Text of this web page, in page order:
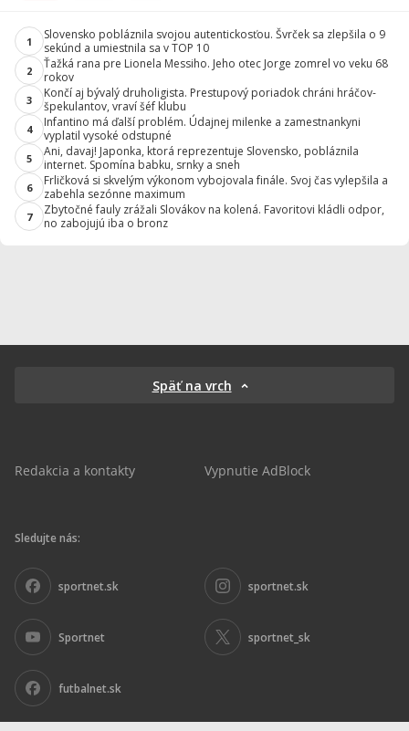
1
Slovensko pobláznila svojou autentickosťou. Švrček sa zlepšila o 9
sekúnd a umiestnila sa v TOP 10
2
Ťažká rana pre Lionela Messiho. Jeho otec Jorge zomrel vo veku 68
rokov
3
Končí aj bývalý druholigista. Prestupový poriadok chráni hráčov-
špekulantov, vraví šéf klubu
4
Infantino má ďalší problém. Údajnej milenke a zamestnankyni
vyplatil vysoké odstupné
5
Ani, davaj! Japonka, ktorá reprezentuje Slovensko, pobláznila
internet. Spomína babku, srnky a sneh
6
Frličková si skvelým výkonom vybojovala finále. Svoj čas vylepšila a
zabehla sezónne maximum
7
Zbytočné fauly zrážali Slovákov na kolená. Favoritovi kládli odpor,
no zabojujú iba o bronz
Späť na vrch
Redakcia a kontakty Vypnutie AdBlock
Sledujte nás:
sportnet.sk sportnet.sk
Sportnet sportnet_sk
futbalnet.sk